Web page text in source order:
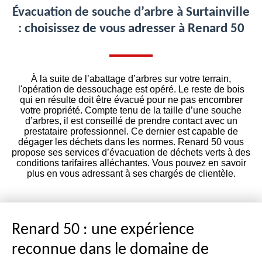
Évacuation de souche d’arbre à Surtainville
: choisissez de vous adresser à Renard 50
À la suite de l’abattage d’arbres sur votre terrain,
l'opération de dessouchage est opéré. Le reste de bois
qui en résulte doit être évacué pour ne pas encombrer
votre propriété. Compte tenu de la taille d’une souche
d’arbres, il est conseillé de prendre contact avec un
prestataire professionnel. Ce dernier est capable de
dégager les déchets dans les normes. Renard 50 vous
propose ses services d’évacuation de déchets verts à des
conditions tarifaires alléchantes. Vous pouvez en savoir
plus en vous adressant à ses chargés de clientèle.
Renard 50 : une expérience
reconnue dans le domaine de